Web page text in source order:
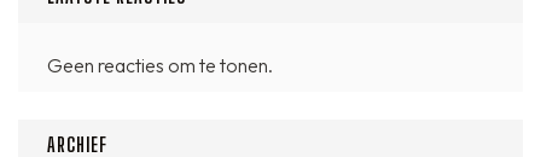
Geen reacties om te tonen.
ARCHIEF